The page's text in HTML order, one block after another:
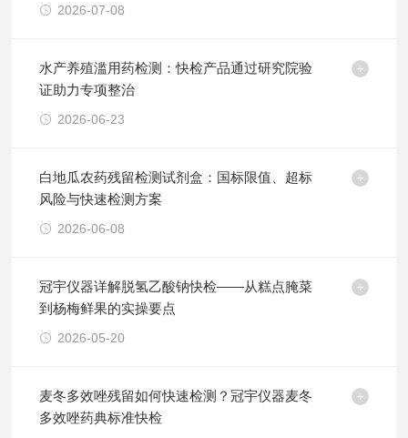
2026-07-08
水产养殖滥用药检测：快检产品通过研究院验
证助力专项整治
2026-06-23
白地瓜农药残留检测试剂盒：国标限值、超标
风险与快速检测方案
2026-06-08
冠宇仪器详解脱氢乙酸钠快检——从糕点腌菜
到杨梅鲜果的实操要点
2026-05-20
麦冬多效唑残留如何快速检测？冠宇仪器麦冬
多效唑药典标准快检